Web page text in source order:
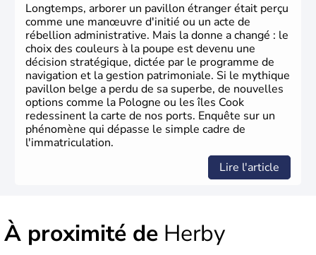
Longtemps, arborer un pavillon étranger était perçu
comme une manœuvre d'initié ou un acte de
rébellion administrative. Mais la donne a changé : le
choix des couleurs à la poupe est devenu une
décision stratégique, dictée par le programme de
navigation et la gestion patrimoniale. Si le mythique
pavillon belge a perdu de sa superbe, de nouvelles
options comme la Pologne ou les îles Cook
redessinent la carte de nos ports. Enquête sur un
phénomène qui dépasse le simple cadre de
l'immatriculation.
Lire l'article
À proximité de Herby